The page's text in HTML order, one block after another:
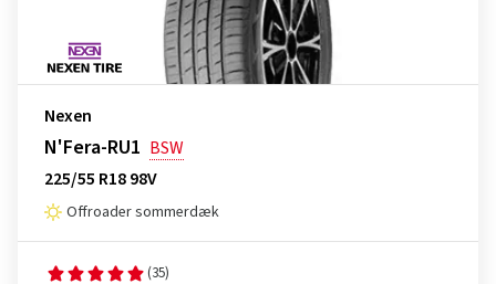
Nexen
N'Fera-RU1 BSW
225/55 R18 98V
Offroader sommerdæk
(35)